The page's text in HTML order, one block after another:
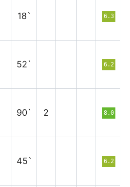
18` 6.3
52` 6.2
90` 2 8.0
45` 6.2